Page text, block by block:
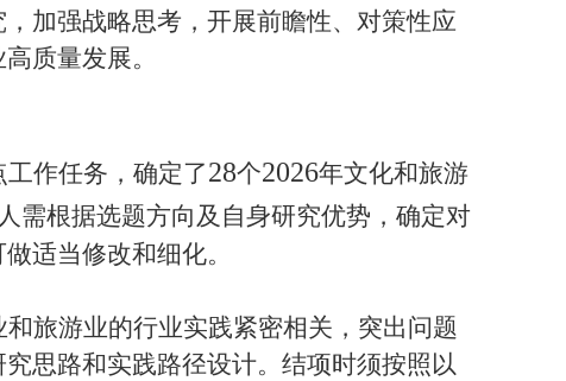
加强战略思考，开展前瞻性、对策性应
质量发展。
作任务，确定了28个2026年文化和旅游
需根据选题方向及自身研究优势，确定对
适当修改和细化。
旅游业的行业实践紧密相关，突出问题
思路和实践路径设计。结项时须按照以